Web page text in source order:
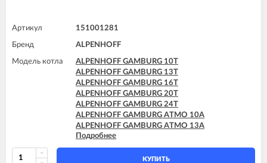
Артикул 151001281
Бренд ALPENHOFF
Модель котла
ALPENHOFF GAMBURG 10T
ALPENHOFF GAMBURG 13T
ALPENHOFF GAMBURG 16T
ALPENHOFF GAMBURG 20T
ALPENHOFF GAMBURG 24T
ALPENHOFF GAMBURG ATMO 10A
ALPENHOFF GAMBURG ATMO 13A
ALPENHOFF GAMBURG ATMO 16A
ALPENHOFF GAMBURG ATMO 20A
ALPENHOFF GAMBURG ATMO 24A
Подробнее
КУПИТЬ